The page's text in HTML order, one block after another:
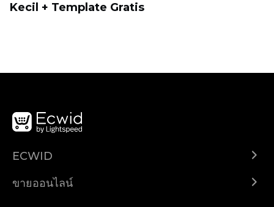
Kecil + Template Gratis
ECWID
ราคา
ขายออนไลน์